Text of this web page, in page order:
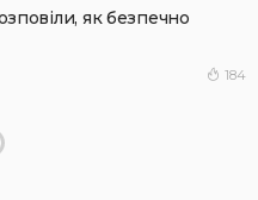
як безпечно
184